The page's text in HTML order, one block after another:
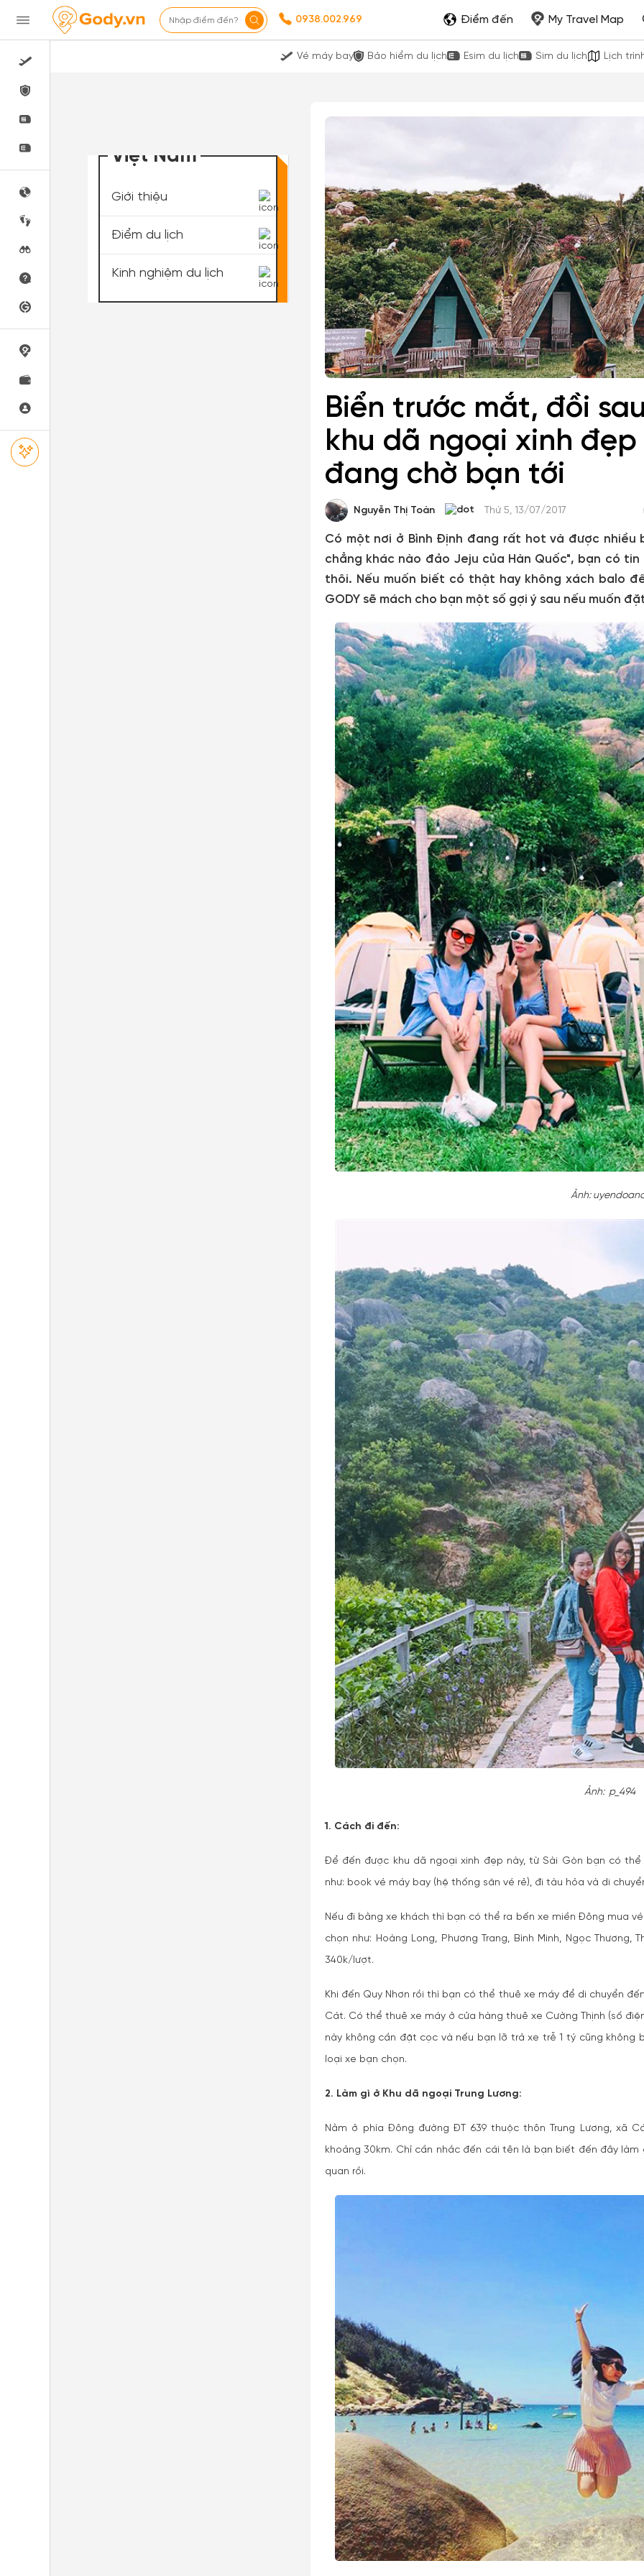
Nhập điểm đến? 0938.002.969 Điểm đến My Travel Map
Vé máy bay Bảo hiểm du lịch Esim du lịch Sim du lịch Lịch
Việt Nam
Giới thiệu
Điểm du lịch
Kinh nghiệm du lịch
Biển trước mắt, đồi
khu dã ngoại xinh
đang chờ bạn tới
Nguyễn Thị Toàn Thứ 5, 13/07/2017
Có một nơi ở Bình Định đang rất hot và được nhiều
chẳng khác nào đảo Jeju của Hàn Quốc", bạn có
thôi. Nếu muốn biết có thật hay không xách balo
GODY sẽ mách cho bạn một số gợi ý sau nếu muốn
Ảnh:
Ảnh: p_494
1. Cách đi đến:
Để đến được khu dã ngoại xinh đẹp này, từ Sài Gòn bạn có
như: book vé máy bay (hệ thống săn vé rẻ), đi tàu hỏa và di
Nếu đi bằng xe khách thì bạn có thể ra bến xe miền Đông mua
chọn như: Hoàng Long, Phương Trang, Bình Minh, Ngọc
340k/lượt.
Khi đến Quy Nhơn rồi thì bạn có thể thuê xe máy để di chuyển
Cát. Có thể thuê xe máy ở cửa hàng thuê xe Cường Thịnh (số
này không cần đặt cọc và nếu bạn lỡ trả xe trễ 1 tý cũng không
loại xe bạn chọn.
2. Làm gì ở Khu dã ngoại Trung Lương:
Nằm ở phía Đông đường ĐT 639 thuộc thôn Trung Lương, xã
khoảng 30km. Chỉ cần nhắc đến cái tên là bạn biết đến đây làm
quan rồi.